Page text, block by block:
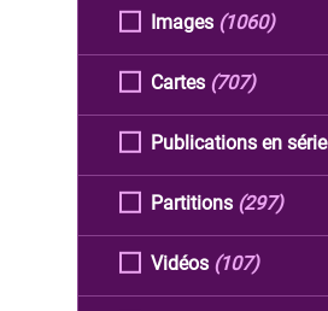
Images (1060)
Cartes (707)
Publications en série
Partitions (297)
Vidéos (107)